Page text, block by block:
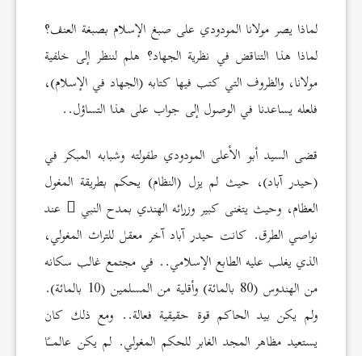
لماذا يصر مولانا المودودي على صبغ الإسلام بصبغة العنف؟
لماذا هذا التناقض في نظرية الجهاد؟ هلم لننظر إلى خلفية
مولانا، والظروف التي كتب فيها كتابه (الجهاد في الإسلام)،
فلعله يساعدنا في الوصول إلى جواب على هذا التساؤل..
قضى السيد أبو الأعلى المودودي طفولته وشبابه المبكر في
(حيدر آباد)، حيث لم يزل (النظام) يحكم بطريقة المغول
العظام، وحيث يتغنى كبير وزرائه الهندي بمدح النبي
عند
نواصي الطرق. كانت حيدر آباد آخر معقل للتراث المغولي،
الذي يغلب عليه الطابع الإسلامي.. في مجتمع غالب سكانه
من الهندوس (80 بالمائة) وأقلية من المسلمين (10 بالمائة).
ولم يكن بيد الحاكم قوة حقيقية فعالة.. ومع ذلك كان
يستعيد مظاهر المجد الغابر للحكم المغولي. لم يكن عالمــًا